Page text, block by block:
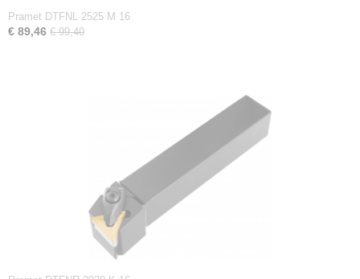
Pramet DTFNL 2525 M 16
€ 89,46 € 99,40